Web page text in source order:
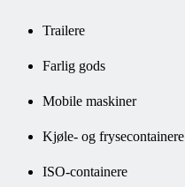
Trailere
Farlig gods
Mobile maskiner
Kjøle- og frysecontainere
ISO-containere